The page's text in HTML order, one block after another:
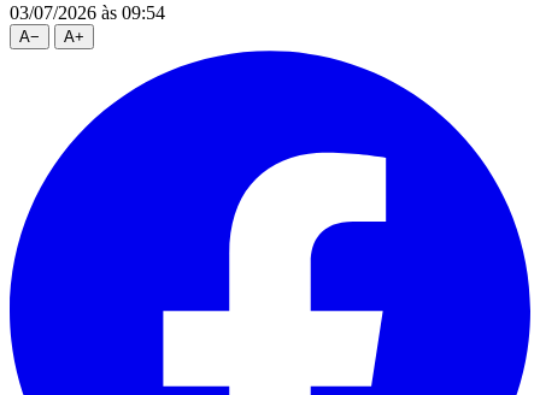
03/07/2026 às 09:54
A− A+